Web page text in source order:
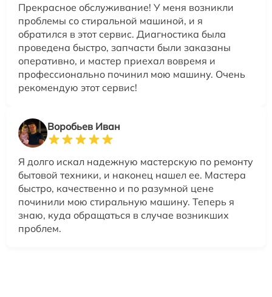
Прекрасное обслуживание! У меня возникли
проблемы со стиральной машиной, и я
обратился в этот сервис. Диагностика была
проведена быстро, запчасти были заказаны
оперативно, и мастер приехал вовремя и
профессионально починил мою машину. Очень
рекомендую этот сервис!
Воробьев Иван
Я долго искал надежную мастерскую по ремонту
бытовой техники, и наконец нашел ее. Мастера
быстро, качественно и по разумной цене
починили мою стиральную машину. Теперь я
знаю, куда обращаться в случае возникших
проблем.